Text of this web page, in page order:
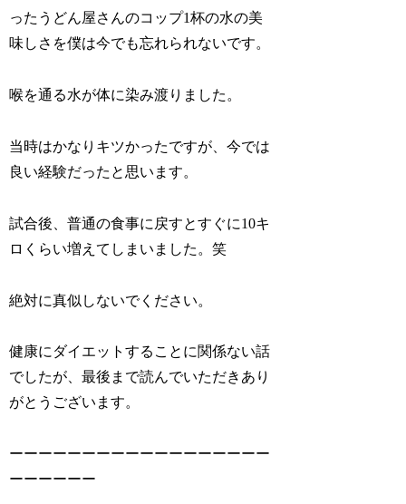
ったうどん屋さんのコップ1杯の水の美
味しさを僕は今でも忘れられないです。
喉を通る水が体に染み渡りました。
当時はかなりキツかったですが、今では
良い経験だったと思います。
試合後、普通の食事に戻すとすぐに10キ
ロくらい増えてしまいました。笑
絶対に真似しないでください。
健康にダイエットすることに関係ない話
でしたが、最後まで読んでいただきあり
がとうございます。
ーーーーーーーーーーーーーーーーーー
ーーーーーー